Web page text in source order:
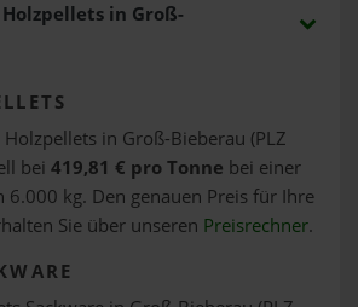
in Groß-
in Groß-Bieberau (PLZ
bei 419,81 € pro Tonne bei einer
6.000 kg. Den genauen Preis für Ihre
Sie über unseren Preisrechner.